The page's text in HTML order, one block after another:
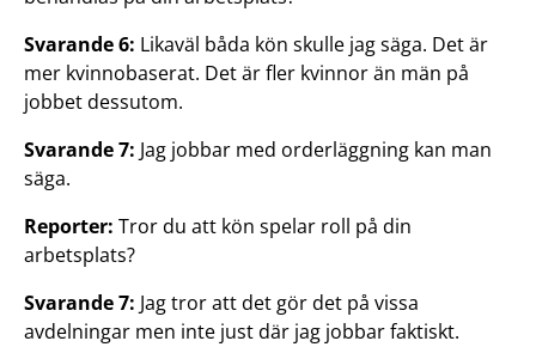
Svarande 6: Likaväl båda kön skulle jag säga. Det är
mer kvinnobaserat. Det är fler kvinnor än män på
jobbet dessutom.
Svarande 7: Jag jobbar med orderläggning kan man
säga.
Reporter: Tror du att kön spelar roll på din
arbetsplats?
Svarande 7: Jag tror att det gör det på vissa
avdelningar men inte just där jag jobbar faktiskt.